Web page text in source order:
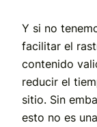
Y si no
facilitar el
contenido
reducir el
sitio. Sin
esto no es